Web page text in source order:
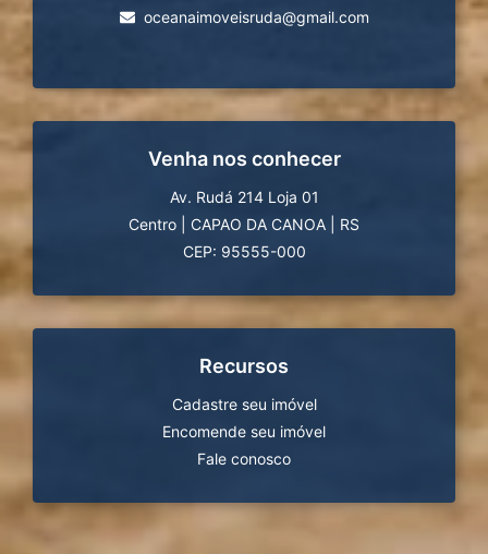
oceanaimoveisruda@gmail.com
Venha nos conhecer
Av. Rudá 214 Loja 01
Centro
CAPAO DA CANOA
RS
CEP: 95555-000
Recursos
Cadastre seu imóvel
Encomende seu imóvel
Fale conosco